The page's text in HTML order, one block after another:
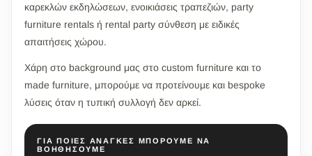
καρεκλών εκδηλώσεων, ενοικιάσεις τραπεζιών, party
furniture rentals ή rental party σύνθεση με ειδικές
απαιτήσεις χώρου.
Χάρη στο background μας στο custom furniture και το
made furniture, μπορούμε να προτείνουμε και bespoke
λύσεις όταν η τυπική συλλογή δεν αρκεί.
ΓΙΑ ΠΟΙΕΣ ΑΝΆΓΚΕΣ ΜΠΟΡΟΎΜΕ ΝΑ
ΒΟΗΘΉΣΟΥΜΕ